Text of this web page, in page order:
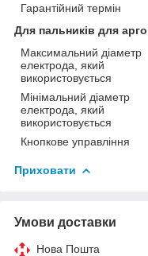
Гарантійний термін
Для пальників для
Максимальний діаметр
електрода, який
використовується
Мінімальний діаметр
електрода, який
використовується
Кнопкове управління
Приховати
Умови доставки
Нова Пошта